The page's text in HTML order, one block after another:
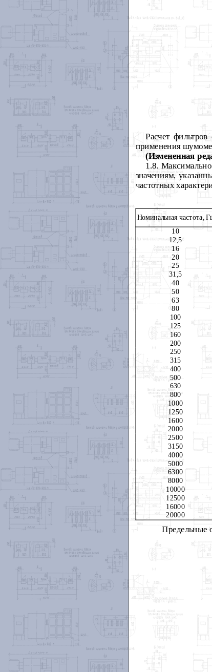
Расчет фильтров
применения
(Измененная
1.8.
значениям,
частотных
Номинальная частота,
10
12,5
16
20
25
31,5
40
50
63
80
100
125
160
200
250
315
400
500
630
800
1000
1250
1600
2000
2500
3150
4000
5000
6300
8000
10000
12500
16000
20000
Предельные